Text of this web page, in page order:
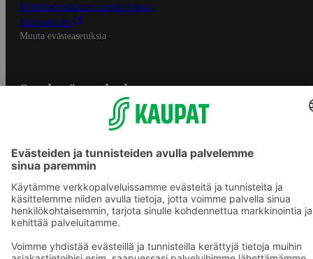
Mobiilisovelluksen saavutettavuus
Mainostajalle
Muuta evästeasetuksia
S-ryhmän palvelut
Yhteishyvä Ruoka -sovellus
S-ostoslista -sovellus
Prisma.fi
Sokos.fi
S-Pankki
Sokos Hotels